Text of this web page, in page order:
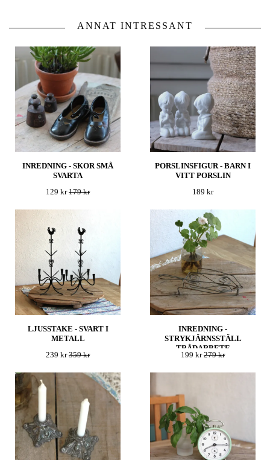
ANNAT INTRESSANT
INREDNING - SKOR SMÅ
SVARTA
129 kr179 kr
PORSLINSFIGUR - BARN I
VITT PORSLIN
189 kr
LJUSSTAKE - SVART I
METALL
239 kr359 kr
INREDNING -
STRYKJÄRNSSTÄLL
TRÅDARBETE
199 kr279 kr